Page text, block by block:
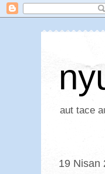
aut tace
19 Nisan